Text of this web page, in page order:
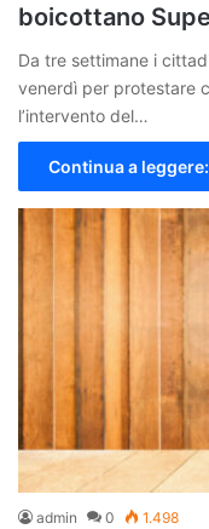
boicottano
Da tre settimane i
venerdì per protestare
l’intervento del…
Continua a leggere:
admin 0 1.498